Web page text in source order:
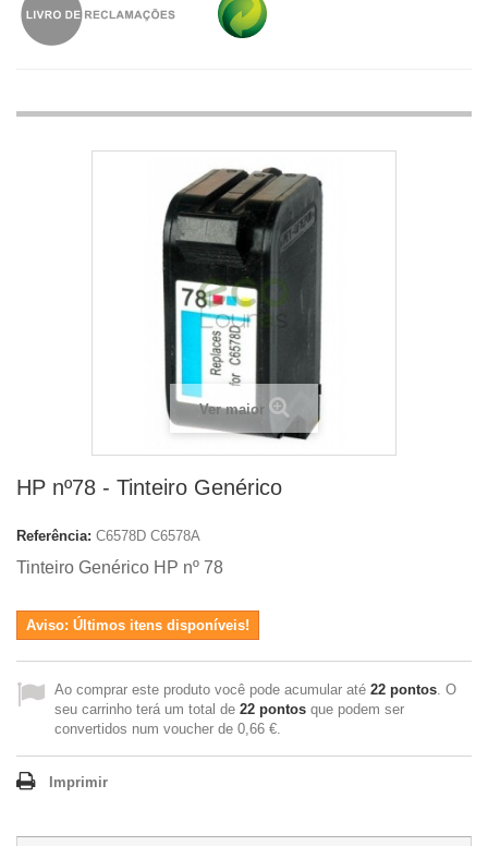
Ver maior
HP nº78 - Tinteiro Genérico
Referência: C6578D C6578A
Tinteiro Genérico HP nº 78
Aviso: Últimos itens disponíveis!
Ao comprar este produto você pode acumular até 22 pontos. O
seu carrinho terá um total de 22 pontos que podem ser
convertidos num voucher de 0,66 €.
Imprimir